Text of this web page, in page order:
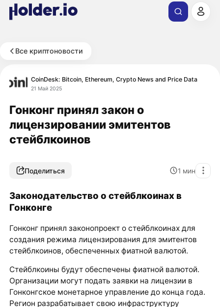
Все криптоновости
CoinDesk: Bitcoin, Ethereum, Crypto News and Price Data
21 Май 2025
Гонконг принял закон о
лицензировании эмитентов
стейблкоинов
Поделиться 1 мин
Законодательство о стейблкоинах в
Гонконге
Гонконг принял законопроект о стейблкоинах для
создания режима лицензирования для эмитентов
стейблкоинов, обеспеченных фиатной валютой.
Стейблкоины будут обеспечены фиатной валютой.
Организации могут подать заявки на лицензии в
Гонконгское монетарное управление до конца года.
Регион разрабатывает свою инфраструктуру